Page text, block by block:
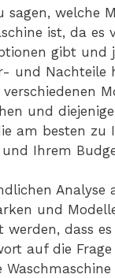
sagen, welche
ist, da es
gibt und
und Nachteile
und diejenige
am besten zu
Ihrem
Analyse
und
werden, dass es
auf die
Waschmaschine